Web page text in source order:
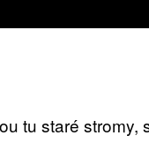
tu staré stromy,